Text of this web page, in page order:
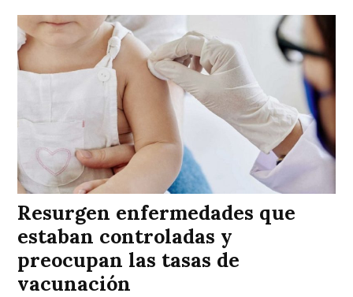
Resurgen enfermedades que
estaban controladas y
preocupan las tasas de
vacunación